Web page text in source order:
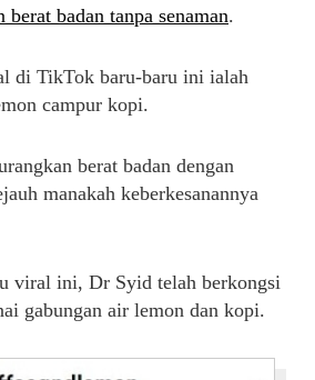
berat badan tanpa senaman.
di TikTok baru-baru ini ialah
campur kopi.
berat badan dengan
manakah keberkesanannya
viral ini, Dr Syid telah berkongsi
gabungan air lemon dan kopi.